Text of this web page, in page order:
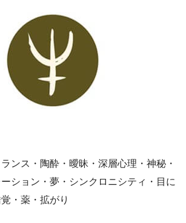
ンス・陶酔・曖昧・深層心理・神秘・
ション・夢・シンクロニシティ・目に
・薬・拡がり